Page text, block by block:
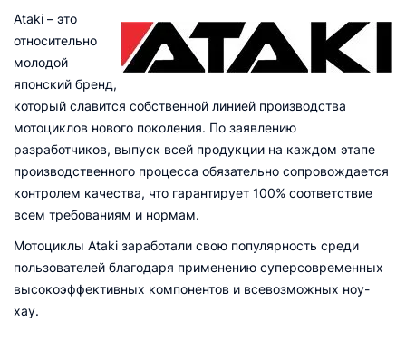
Ataki – это
относительно
молодой
японский бренд,
который славится собственной линией производства
мотоциклов нового поколения. По заявлению
разработчиков, выпуск всей продукции на каждом этапе
производственного процесса обязательно сопровождается
контролем качества, что гарантирует 100% соответствие
всем требованиям и нормам.
Мотоциклы Ataki заработали свою популярность среди
пользователей благодаря применению суперсовременных
высокоэффективных компонентов и всевозможных ноу-
хау.